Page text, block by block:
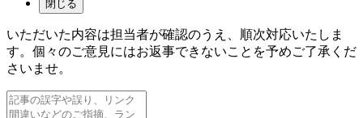
閉じる
いただいた内容は担当者が確認のうえ、順次対応いたしま
す。個々のご意見にはお返事できないことを予めご了承くだ
さいませ。